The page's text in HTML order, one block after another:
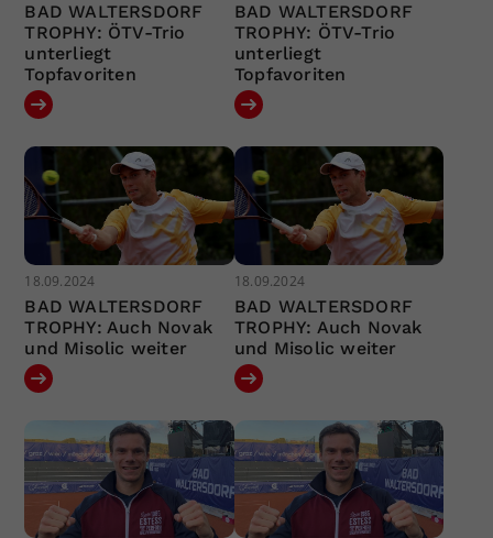
BAD WALTERSDORF
TROPHY: ÖTV-Trio
unterliegt
Topfavoriten
BAD WALTERSDORF
TROPHY: ÖTV-Trio
unterliegt
Topfavoriten
18.09.2024
BAD WALTERSDORF
TROPHY: Auch Novak
und Misolic weiter
18.09.2024
BAD WALTERSDORF
TROPHY: Auch Novak
und Misolic weiter